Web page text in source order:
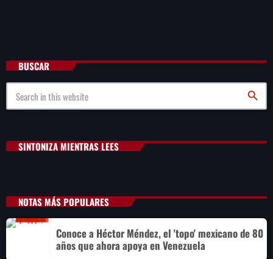
BUSCAR
search
SINTONIZA MIENTRAS LEES
NOTAS MÁS POPULARES
Conoce a Héctor Méndez, el 'topo' mexicano de 80
años que ahora apoya en Venezuela